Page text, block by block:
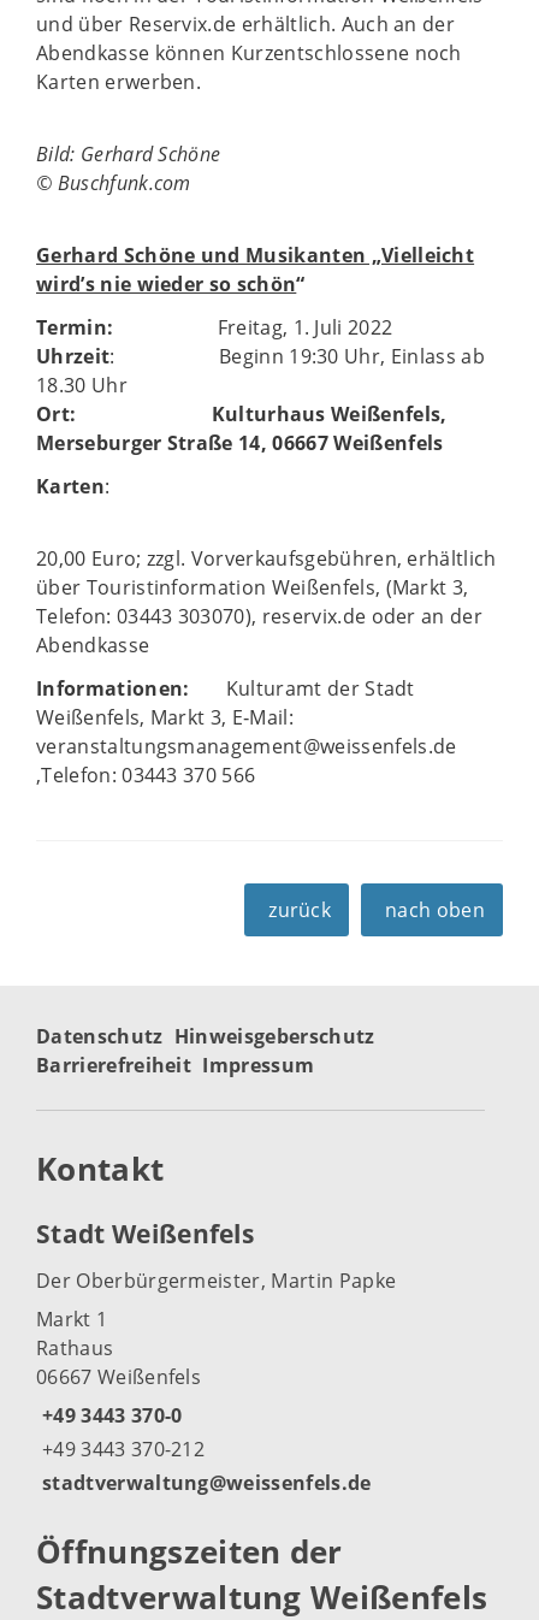
und über Reservix.de erhältlich. Auch an der
Abendkasse können Kurzentschlossene noch
Karten erwerben.
Bild: Gerhard Schöne
© Buschfunk.com
Gerhard Schöne und Musikanten „Vielleicht
wird’s nie wieder so schön“
Termin: Freitag, 1. Juli 2022
Uhrzeit: Beginn 19:30 Uhr, Einlass ab
18.30 Uhr
Ort: Kulturhaus Weißenfels,
Merseburger Straße 14, 06667 Weißenfels
Karten:
20,00 Euro; zzgl. Vorverkaufsgebühren, erhältlich
über Touristinformation Weißenfels, (Markt 3,
Telefon: 03443 303070), reservix.de oder an der
Abendkasse
Informationen:
Kulturamt der Stadt
Weißenfels, Markt 3, E‐Mail:
veranstaltungsmanagement@weissenfels.de
,Telefon: 03443 370 566
zurück nach oben
Datenschutz Hinweisgeberschutz
Barrierefreiheit Impressum
Kontakt
Stadt Weißenfels
Der Oberbürgermeister, Martin Papke
Markt 1
Rathaus
06667 Weißenfels
+49 3443 370-0
+49 3443 370-212
stadtverwaltung@weissenfels.de
Öffnungszeiten der
Stadtverwaltung Weißenfels